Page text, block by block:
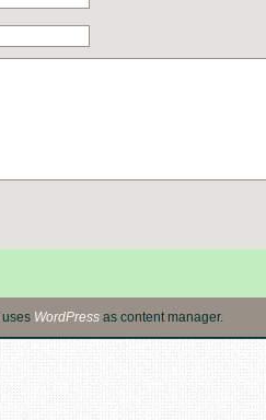
uses WordPress as content manager.